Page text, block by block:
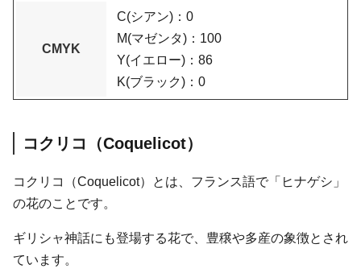
CMYK
C(シアン)：0
M(マゼンタ)：100
Y(イエロー)：86
K(ブラック)：0
コクリコ（Coquelicot）
コクリコ（Coquelicot）とは、フランス語で「ヒナゲシ」
の花のことです。
ギリシャ神話にも登場する花で、豊穣や多産の象徴とされ
ています。